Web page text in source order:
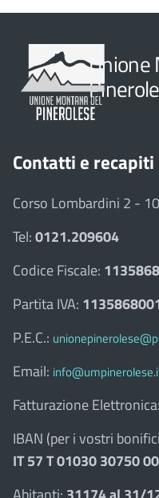
Unione
Contatti e recapiti
Corso Lombardini 2 -
Tel:0121.209604
Codice Fiscale:
Partita IVA:
P.E.C.:
Email:
Fatturazione Elettronica:
IBAN (per i vostri
IT 57 T 01030 30750